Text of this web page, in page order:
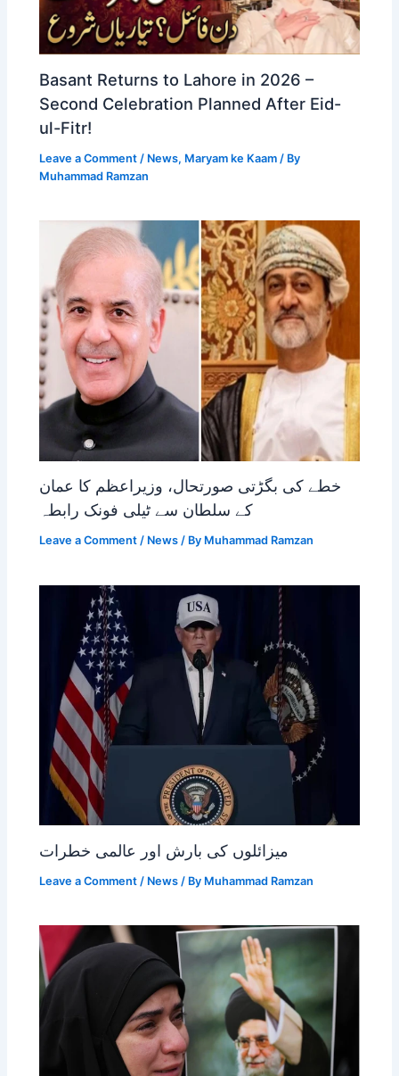
Basant Returns to Lahore in 2026 –
Second Celebration Planned After Eid-
ul-Fitr!
Leave a Comment / News, Maryam ke Kaam / By
Muhammad Ramzan
خطے کی بگڑتی صورتحال، وزیراعظم کا عمان
کے سلطان سے ٹیلی فونک رابطہ
Leave a Comment / News / By Muhammad Ramzan
میزائلوں کی بارش اور عالمی خطرات
Leave a Comment / News / By Muhammad Ramzan